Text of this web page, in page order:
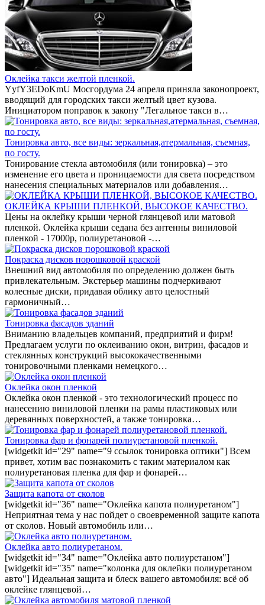
Оклейка такси желтой пленкой.
YyfY3EDoKmU Мосгордума 24 апреля приняла законопроект,
вводящий для городских такси желтый цвет кузова.
Инициатором поправок к закону "Легальное такси в…
Тонировка авто, все виды: зеркальная,атермальная, съемная,
по госту.
Тонирование стекла автомобиля (или тонировка) – это
изменение его цвета и проницаемости для света посредством
нанесения специальных материалов или добавления…
ОКЛЕЙКА КРЫШИ ПЛЕНКОЙ, ВЫСОКОЕ КАЧЕСТВО.
Цены на оклейку крыши черной глянцевой или матовой
пленкой. Оклейка крыши седана без антенны виниловой
пленкой - 17000р, полиуретановой -…
Покраска дисков порошковой краской
Внешний вид автомобиля по определению должен быть
привлекательным. Экстерьер машины подчеркивают
колесные диски, придавая облику авто целостный
гармоничный…
Тонировка фасадов зданий
Вниманию владельцев компаний, предприятий и фирм!
Предлагаем услуги по оклеиванию окон, витрин, фасадов и
стеклянных конструкций высококачественными
тонировочными пленками немецкого…
Оклейка окон пленкой
Оклейка окон пленкой - это технологический процесс по
нанесению виниловой пленки на рамы пластиковых или
деревянных поверхностей, а также тонировка…
Тонировка фар и фонарей полиуретановой пленкой.
[widgetkit id="29" name="9 ссылок тонировка оптики"] Всем
привет, хотим вас познакомить с таким материалом как
полиуретановая пленка для фар и фонарей…
Защита капота от сколов
[widgetkit id="36" name="Оклейка капота полиуретаном"]
Неприятная тема у нас пойдет о своевременной защите капота
от сколов. Новый автомобиль или…
Оклейка авто полиуретаном.
[widgetkit id="34" name="Оклейка авто полиуретаном"]
[widgetkit id="35" name="колонка для оклейки полиуретаном
авто"] Идеальная защита и блеск вашего автомобиля: всё об
оклейке глянцевой…